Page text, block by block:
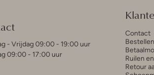
- Vrijdag 09:00 - 19:00 uur
09:00 - 17:00 uur
Contact
Ruilen
Retour